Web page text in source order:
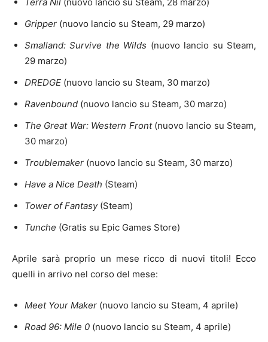
Gripper (nuovo lancio su Steam, 29 marzo)
Smalland: Survive the Wilds (nuovo lancio su Steam,
29 marzo)
DREDGE (nuovo lancio su Steam, 30 marzo)
Ravenbound (nuovo lancio su Steam, 30 marzo)
The Great War: Western Front (nuovo lancio su Steam,
30 marzo)
Troublemaker (nuovo lancio su Steam, 30 marzo)
Have a Nice Death (Steam)
Tower of Fantasy (Steam)
Tunche (Gratis su Epic Games Store)
Aprile sarà proprio un mese ricco di nuovi titoli! Ecco
quelli in arrivo nel corso del mese:
Meet Your Maker (nuovo lancio su Steam, 4 aprile)
Road 96: Mile 0 (nuovo lancio su Steam, 4 aprile)